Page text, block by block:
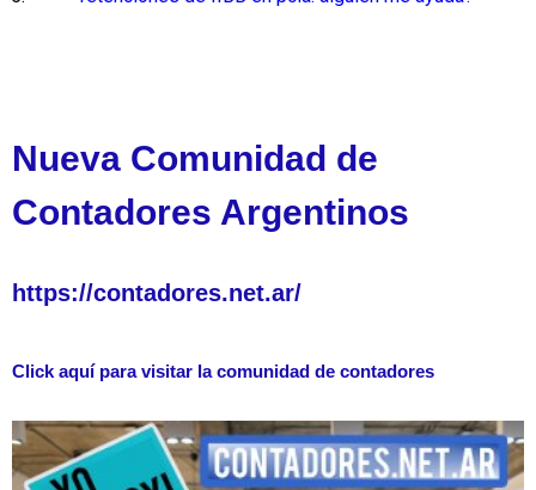
Nueva Comunidad de
Contadores Argentinos
https://contadores.net.ar/
Click aquí para visitar la comunidad de contadores